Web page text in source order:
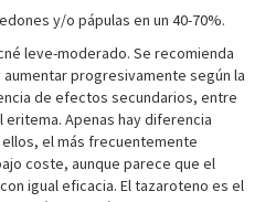
y/o pápulas en un 40-70%.
leve-moderado. Se recomienda
progresivamente según la
de efectos secundarios, entre
Apenas hay diferencia
el más frecuentemente
coste, aunque parece que el
igual eficacia. El tazaroteno es el